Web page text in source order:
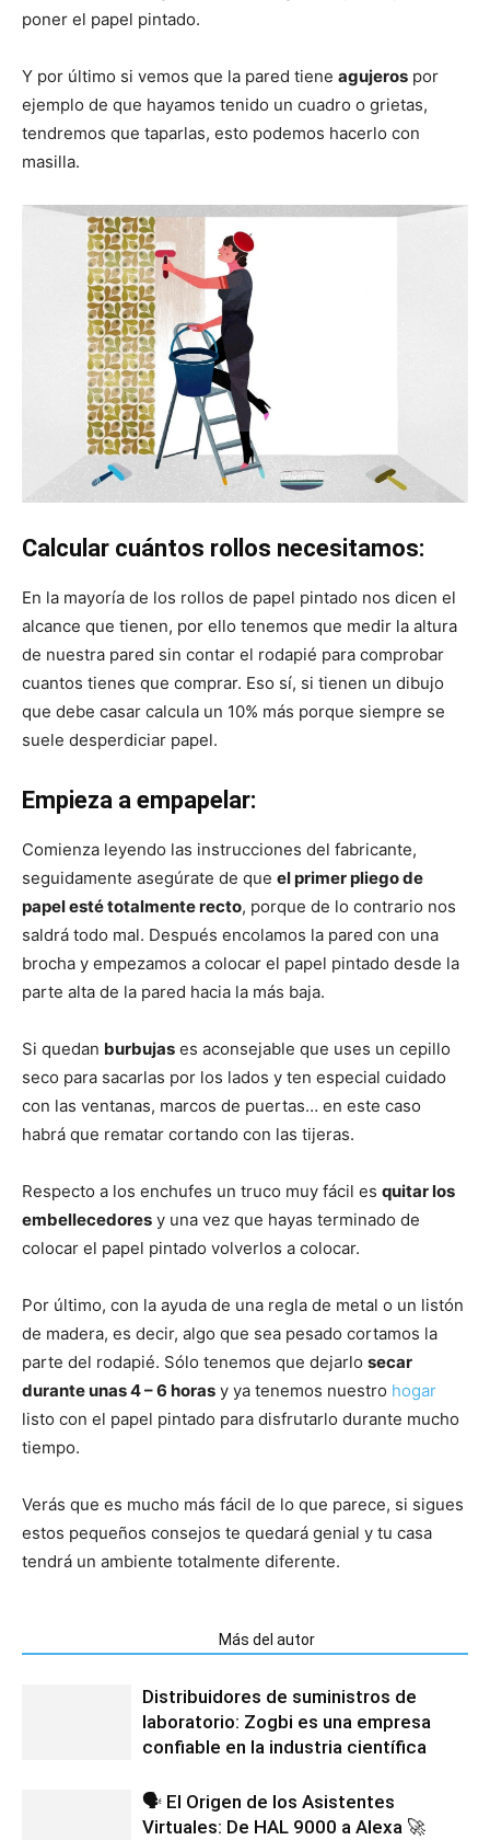
poner el papel pintado.
Y por último si vemos que la pared tiene agujeros por
ejemplo de que hayamos tenido un cuadro o grietas,
tendremos que taparlas, esto podemos hacerlo con
masilla.
Calcular cuántos rollos necesitamos:
En la mayoría de los rollos de papel pintado nos dicen el
alcance que tienen, por ello tenemos que medir la altura
de nuestra pared sin contar el rodapié para comprobar
cuantos tienes que comprar. Eso sí, si tienen un dibujo
que debe casar calcula un 10% más porque siempre se
suele desperdiciar papel.
Empieza a empapelar:
Comienza leyendo las instrucciones del fabricante,
seguidamente asegúrate de que el primer pliego de
papel esté totalmente recto, porque de lo contrario nos
saldrá todo mal. Después encolamos la pared con una
brocha y empezamos a colocar el papel pintado desde la
parte alta de la pared hacia la más baja.
Si quedan burbujas es aconsejable que uses un cepillo
seco para sacarlas por los lados y ten especial cuidado
con las ventanas, marcos de puertas… en este caso
habrá que rematar cortando con las tijeras.
Respecto a los enchufes un truco muy fácil es quitar los
embellecedores y una vez que hayas terminado de
colocar el papel pintado volverlos a colocar.
Por último, con la ayuda de una regla de metal o un listón
de madera, es decir, algo que sea pesado cortamos la
parte del rodapié. Sólo tenemos que dejarlo secar
durante unas 4 – 6 horas y ya tenemos nuestro hogar
listo con el papel pintado para disfrutarlo durante mucho
tiempo.
Verás que es mucho más fácil de lo que parece, si sigues
estos pequeños consejos te quedará genial y tu casa
tendrá un ambiente totalmente diferente.
Más del autor
Distribuidores de suministros de
laboratorio: Zogbi es una empresa
confiable en la industria científica
🗣️ El Origen de los Asistentes
Virtuales: De HAL 9000 a Alexa 🚀